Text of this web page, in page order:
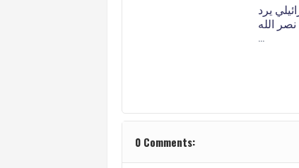
يرد
الله
…
0 Comments: